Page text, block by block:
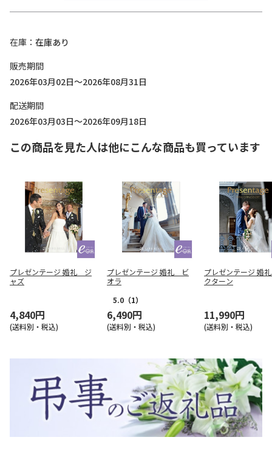
在庫
在庫あり
販売期間
2026年03月02日～2026年08月31日
配送期間
2026年03月03日～2026年09月18日
この商品を見た人は他にこんな商品も買っています
プレゼンテージ 婚礼 ジ
ャズ
4,840円
(送料別・税込)
プレゼンテージ 婚礼 ビ
オラ
5.0 （1）
6,490円
(送料別・税込)
プレゼンテージ 婚
クターン
11,990円
(送料別・税込)